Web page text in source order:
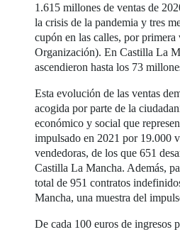
1.615 millones de ventas de
la crisis de la pandemia y tres
cupón en las calles, por primera
Organización). En Castilla La
ascendieron hasta los 73
Esta evolución de las ventas
acogida por parte de la
económico y social que
impulsado en 2021 por 19.000
vendedoras, de los que 651
Castilla La Mancha. Además,
total de 951 contratos
Mancha, una muestra del
De cada 100 euros de ingresos